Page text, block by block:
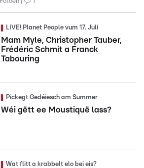
LIVE! Planet People vum 17. Juli
Mam Myle, Christopher Tauber,
Frédéric Schmit a Franck
Tabouring
Pickegt Gedéiesch am Summer
Wéi gëtt ee Moustiquë lass?
Wat flitt a krabbelt elo bei eis?